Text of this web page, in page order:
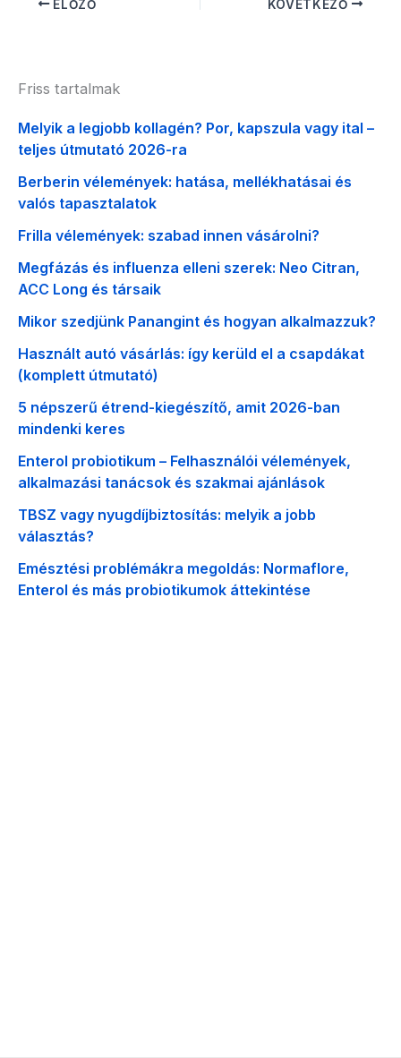
ELŐZŐ KÖVETKEZŐ
Friss tartalmak
Melyik a legjobb kollagén? Por, kapszula vagy ital –
teljes útmutató 2026-ra
Berberin vélemények: hatása, mellékhatásai és
valós tapasztalatok
Frilla vélemények: szabad innen vásárolni?
Megfázás és influenza elleni szerek: Neo Citran,
ACC Long és társaik
Mikor szedjünk Panangint és hogyan alkalmazzuk?
Használt autó vásárlás: így kerüld el a csapdákat
(komplett útmutató)
5 népszerű étrend-kiegészítő, amit 2026-ban
mindenki keres
Enterol probiotikum – Felhasználói vélemények,
alkalmazási tanácsok és szakmai ajánlások
TBSZ vagy nyugdíjbiztosítás: melyik a jobb
választás?
Emésztési problémákra megoldás: Normaflore,
Enterol és más probiotikumok áttekintése